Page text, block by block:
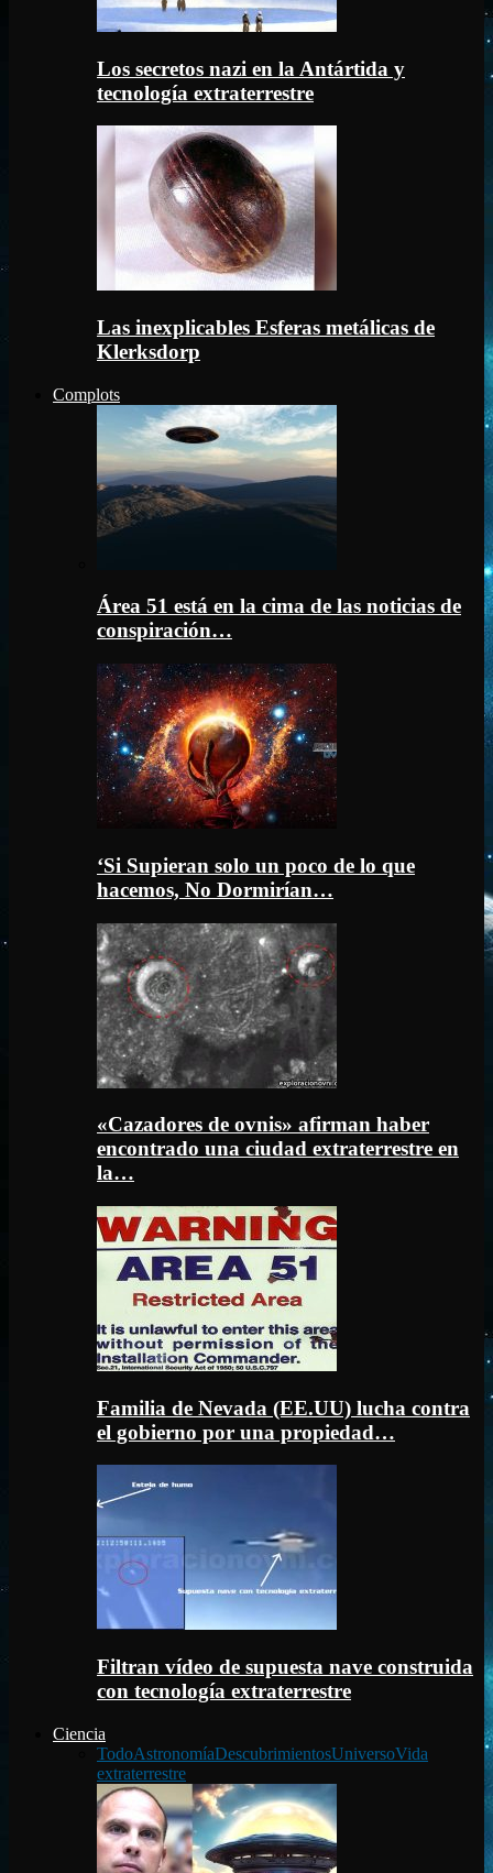
Los secretos nazi en la Antártida y
tecnología extraterrestre
Las inexplicables Esferas metálicas de
Klerksdorp
Complots
Área 51 está en la cima de las noticias de
conspiración…
‘Si Supieran solo un poco de lo que
hacemos, No Dormirían…
«Cazadores de ovnis» afirman haber
encontrado una ciudad extraterrestre en
la…
Familia de Nevada (EE.UU) lucha contra
el gobierno por una propiedad…
Filtran vídeo de supuesta nave construida
con tecnología extraterrestre
Ciencia
TodoAstronomíaDescubrimientosUniversoVida
extraterrestre